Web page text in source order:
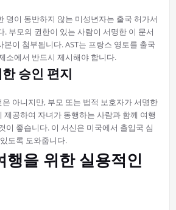
명이 동반하지 않는 미성년자는 출국 허가서
. 부모의 권한이 있는 사람이 서명한 이 문서
이 첨부됩니다. AST는 프랑스 영토를 출국
소에서 반드시 제시해야 합니다.
승인 편지
아니지만, 부모 또는 법적 보호자가 서명한
제공하여 자녀가 동행하는 사람과 함께 여행
이 좋습니다. 이 서신은 미국에서 출입국 심
도록 도와줍니다.
행을 위한 실용적인